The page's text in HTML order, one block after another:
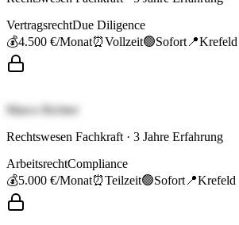
VertragsrechtDue Diligence
💰4.500 €/Monat⏰Vollzeit🟢Sofort 📍Krefeld
Marco Richter
Rechtswesen Fachkraft · 3 Jahre Erfahrung
ArbeitsrechtCompliance
💰5.000 €/Monat⏰Teilzeit🟢Sofort 📍Krefeld